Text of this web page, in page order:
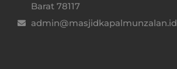
Barat 78117​
admin@masjidkapalmunzalan.id